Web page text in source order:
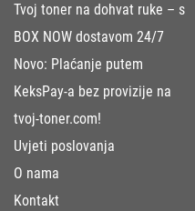
Tvoj toner na dohvat ruke – s
BOX NOW dostavom 24/7
Novo: Plaćanje putem
KeksPay-a bez provizije na
tvoj-toner.com!
Uvjeti poslovanja
O nama
Kontakt